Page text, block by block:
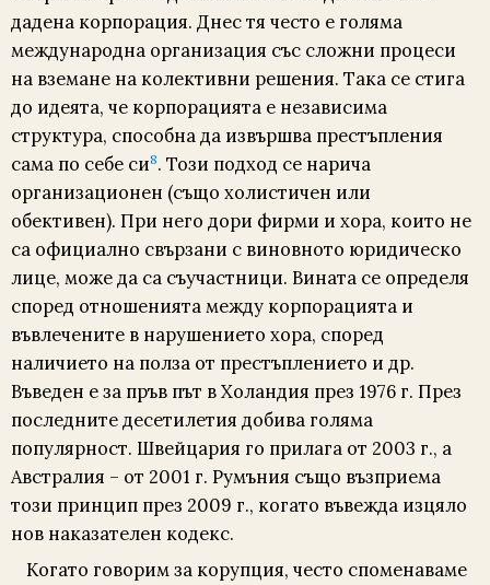
дадена корпорация. Днес тя често е голяма
международна организация със сложни процеси
на вземане на колективни решения. Така се стига
до идеята, че корпорацията е независима
структура, способна да извършва престъпления
сама по себе си8. Този подход се нарича
организационен (също холистичен или
обективен). При него дори фирми и хора, които не
са официално свързани с виновното юридическо
лице, може да са съучастници. Вината се определя
според отношенията между корпорацията и
въвлечените в нарушението хора, според
наличието на полза от престъплението и др.
Въведен е за пръв път в Холандия през 1976 г. През
пос­ледните десетилетия добива голяма
популярност. Швейцария го прилага от 2003 г., а
Австралия – от 2001 г. Румъния също възприема
този принцип през 2009 г., когато въвежда изцяло
нов наказателен кодекс.
Когато говорим за корупция, често споменаваме